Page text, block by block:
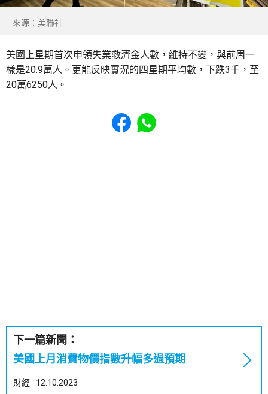
來源：美聯社
美國上星期首次申領失業救濟金人數，維持不變，與前周一
樣是20.9萬人。更能反映實況的四星期平均數，下跌3千，至
20萬6250人。
Share to Facebook
Share to WhatsApp
下一篇新聞：
美國上月消費物價指數升幅多過預期
財經 12.10.2023